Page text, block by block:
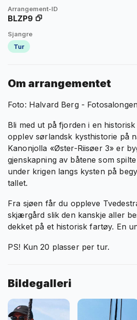
Arrangement-ID
BLZP9
Sjangre
Tur
Om arrangementet
Foto: Halvard Berg -
Bli med ut på fjorden i en
opplev sørlandsk kysthistorie på
Kanonjolla «Øster-Riisøer 3» er
gjenskapning av båtene som
under krigen langs kysten på
tallet.
Fra sjøen får du oppleve
skjærgård slik den kanskje aller
dekket på et historisk fartøy. En
PS! Kun 20 plasser per tur.
Bildegalleri